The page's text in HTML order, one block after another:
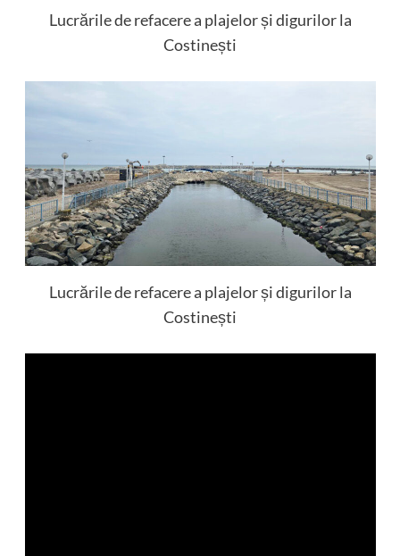
Lucrările de refacere a plajelor și digurilor la
Costinești
Lucrările de refacere a plajelor și digurilor la
Costinești